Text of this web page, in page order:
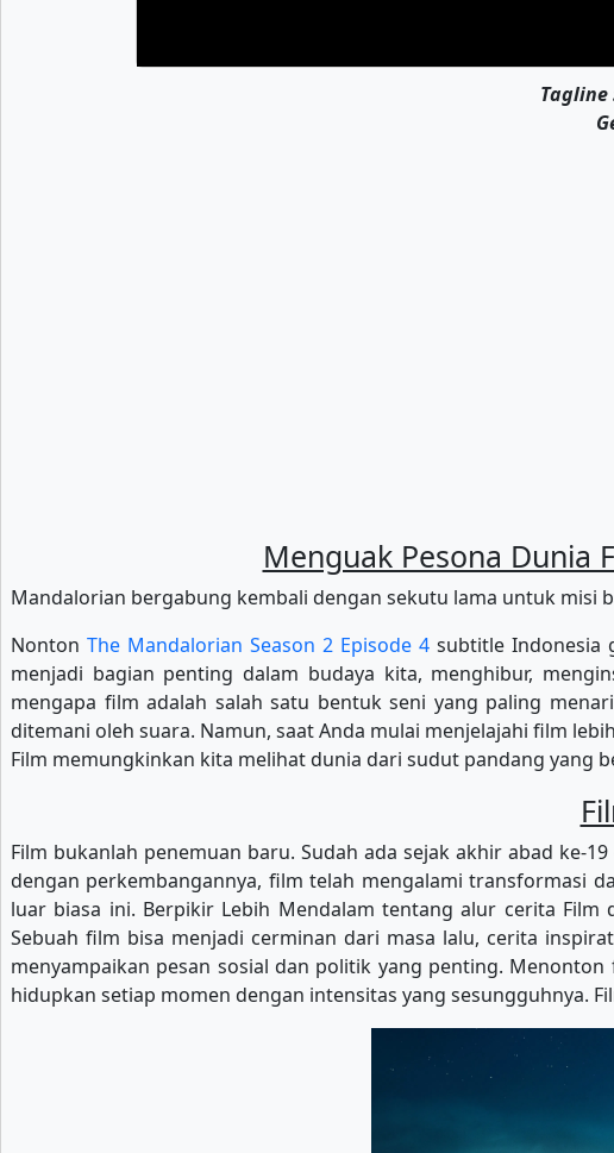
Tagline
Menguak Pesona Dunia
Mandalorian bergabung kembali dengan sekutu lama untuk misi
Nonton The Mandalorian Season 2 Episode 4 subtitle Indonesia
menjadi bagian penting dalam budaya kita, menghibur,
mengapa film adalah salah satu bentuk seni yang paling
ditemani oleh suara. Namun, saat Anda mulai menjelajahi film
Film memungkinkan kita melihat dunia dari sudut pandang yang
Film bukanlah penemuan baru. Sudah ada sejak akhir abad ke-
dengan perkembangannya, film telah mengalami transformasi
luar biasa ini. Berpikir Lebih Mendalam tentang alur cerita Film
Sebuah film bisa menjadi cerminan dari masa lalu, cerita
menyampaikan pesan sosial dan politik yang penting.
hidupkan setiap momen dengan intensitas yang sesungguhnya.